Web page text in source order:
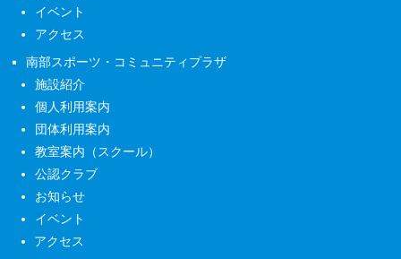
イベント
アクセス
南部スポーツ・コミュニティプラザ
施設紹介
個人利用案内
団体利用案内
教室案内（スクール）
公認クラブ
お知らせ
イベント
アクセス